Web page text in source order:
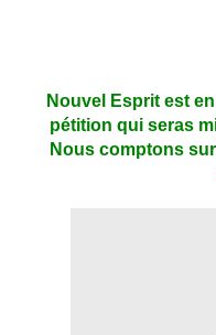
Nouvel Esprit est
pétition qui seras
Nous comptons